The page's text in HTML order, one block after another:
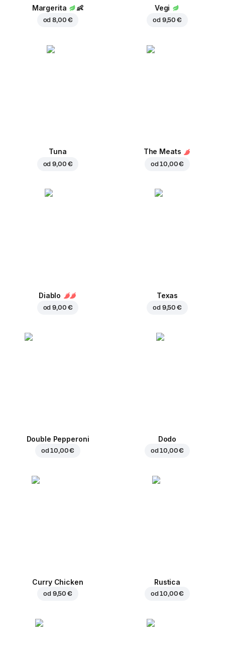
Margerita 👶
od8,00 €
Vegi
od 9,50 €
Tuna
od9,00 €
The Meats
od10,00 €
Diablo
od9,00 €
Texas
od 9,50 €
Double Pepperoni
od10,00 €
Dodo
od10,00 €
Curry Chicken
od 9,50 €
Rustica
od10,00 €